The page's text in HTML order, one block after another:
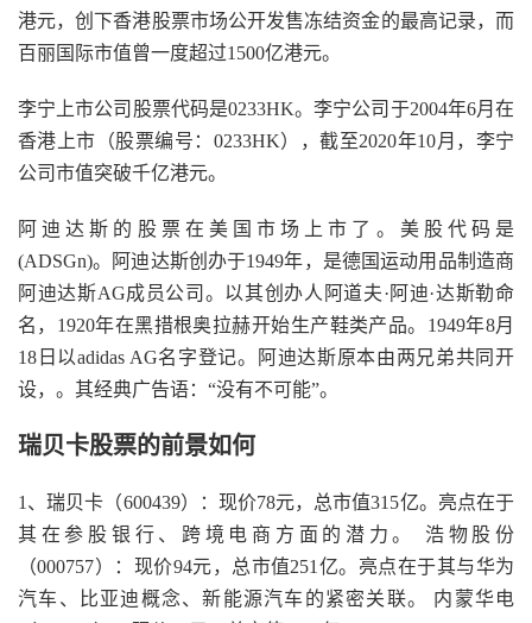
港元，创下香港股票市场公开发售冻结资金的最高记录，而
百丽国际市值曾一度超过1500亿港元。
李宁上市公司股票代码是0233HK。李宁公司于2004年6月在
香港上市（股票编号：0233HK），截至2020年10月，李宁
公司市值突破千亿港元。
阿迪达斯的股票在美国市场上市了。美股代码是
(ADSGn)。阿迪达斯创办于1949年，是德国运动用品制造商
阿迪达斯AG成员公司。以其创办人阿道夫·阿迪·达斯勒命
名，1920年在黑措根奥拉赫开始生产鞋类产品。1949年8月
18日以adidas AG名字登记。阿迪达斯原本由两兄弟共同开
设，。其经典广告语：“没有不可能”。
瑞贝卡股票的前景如何
1、瑞贝卡（600439）：现价78元，总市值315亿。亮点在于
其在参股银行、跨境电商方面的潜力。 浩物股份
（000757）：现价94元，总市值251亿。亮点在于其与华为
汽车、比亚迪概念、新能源汽车的紧密关联。 内蒙华电